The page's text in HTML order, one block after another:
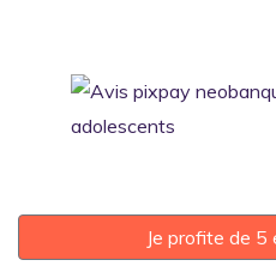
Je profite de